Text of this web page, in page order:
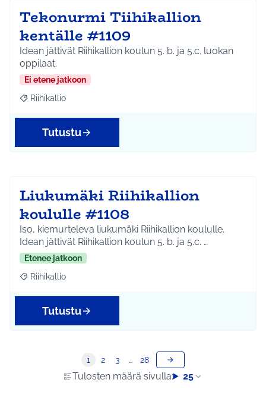
Tekonurmi Tiihikallion
kentälle #1109
Idean jättivät Riihikallion koulun 5. b. ja 5.c. luokan
oppilaat.
Ei etene jatkoon
Rajaa tulokset aihepiirin mukaan: Riihikallio
Riihikallio
Tutustu
Liukumäki Riihikallion
koululle #1108
Iso, kiemurteleva liukumäki Riihikallion koululle.
Idean jättivät Riihikallion koulun 5. b. ja 5.c. …
Etenee jatkoon
Rajaa tulokset aihepiirin mukaan: Riihikallio
Riihikallio
Tutustu
Tulosten määrä sivulla: 25
1 2 3 … 28